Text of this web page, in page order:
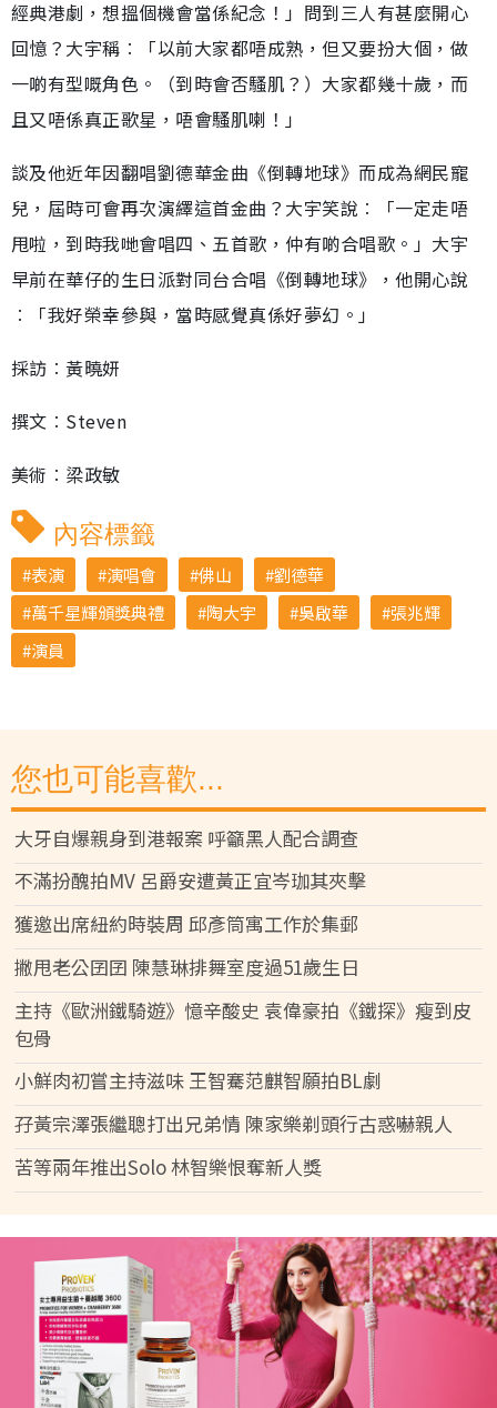
經典港劇，想搵個機會當係紀念！」問到三人有甚麼開心
回憶？大宇稱︰「以前大家都唔成熟，但又要扮大個，做
一啲有型嘅角色。（到時會否騷肌？）大家都幾十歲，而
且又唔係真正歌星，唔會騷肌喇！」
談及他近年因翻唱劉德華金曲《倒轉地球》而成為網民寵
兒，屆時可會再次演繹這首金曲？大宇笑說︰「一定走唔
甩啦，到時我哋會唱四、五首歌，仲有啲合唱歌。」大宇
早前在華仔的生日派對同台合唱《倒轉地球》，他開心說
︰「我好榮幸參與，當時感覺真係好夢幻。」
採訪︰黃曉妍
撰文︰Steven
美術︰梁政敏
內容標籤
表演 演唱會 佛山
劉德華
萬千星輝頒獎典禮
陶大宇 吳啟華
張兆輝
演員
您也可能喜歡...
大牙自爆親身到港報案 呼籲黑人配合調查
不滿扮醜拍MV 呂爵安遭黃正宜岑珈其夾擊
獲邀出席紐約時裝周 邱彥筒寓工作於集郵
撇甩老公囝囝 陳慧琳排舞室度過51歲生日
主持《歐洲鐵騎遊》憶辛酸史 袁偉豪拍《鐵探》瘦到皮
包骨
小鮮肉初嘗主持滋味 王智騫范麒智願拍BL劇
孖黃宗澤張繼聰打出兄弟情 陳家樂剃頭行古惑嚇親人
苦等兩年推出Solo 林智樂恨奪新人獎